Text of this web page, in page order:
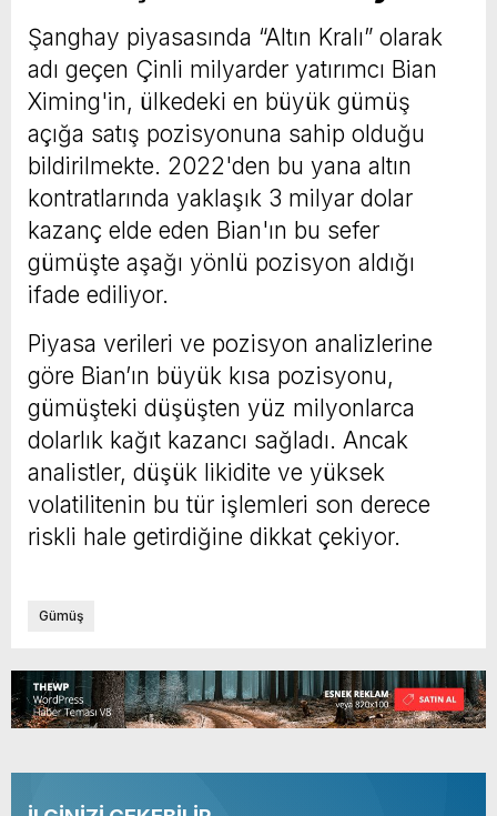
Şanghay piyasasında “Altın Kralı” olarak
adı geçen Çinli milyarder yatırımcı Bian
Ximing'in, ülkedeki en büyük gümüş
açığa satış pozisyonuna sahip olduğu
bildirilmekte. 2022'den bu yana altın
kontratlarında yaklaşık 3 milyar dolar
kazanç elde eden Bian'ın bu sefer
gümüşte aşağı yönlü pozisyon aldığı
ifade ediliyor.
Piyasa verileri ve pozisyon analizlerine
göre Bian’ın büyük kısa pozisyonu,
gümüşteki düşüşten yüz milyonlarca
dolarlık kağıt kazancı sağladı. Ancak
analistler, düşük likidite ve yüksek
volatilitenin bu tür işlemleri son derece
riskli hale getirdiğine dikkat çekiyor.
Gümüş